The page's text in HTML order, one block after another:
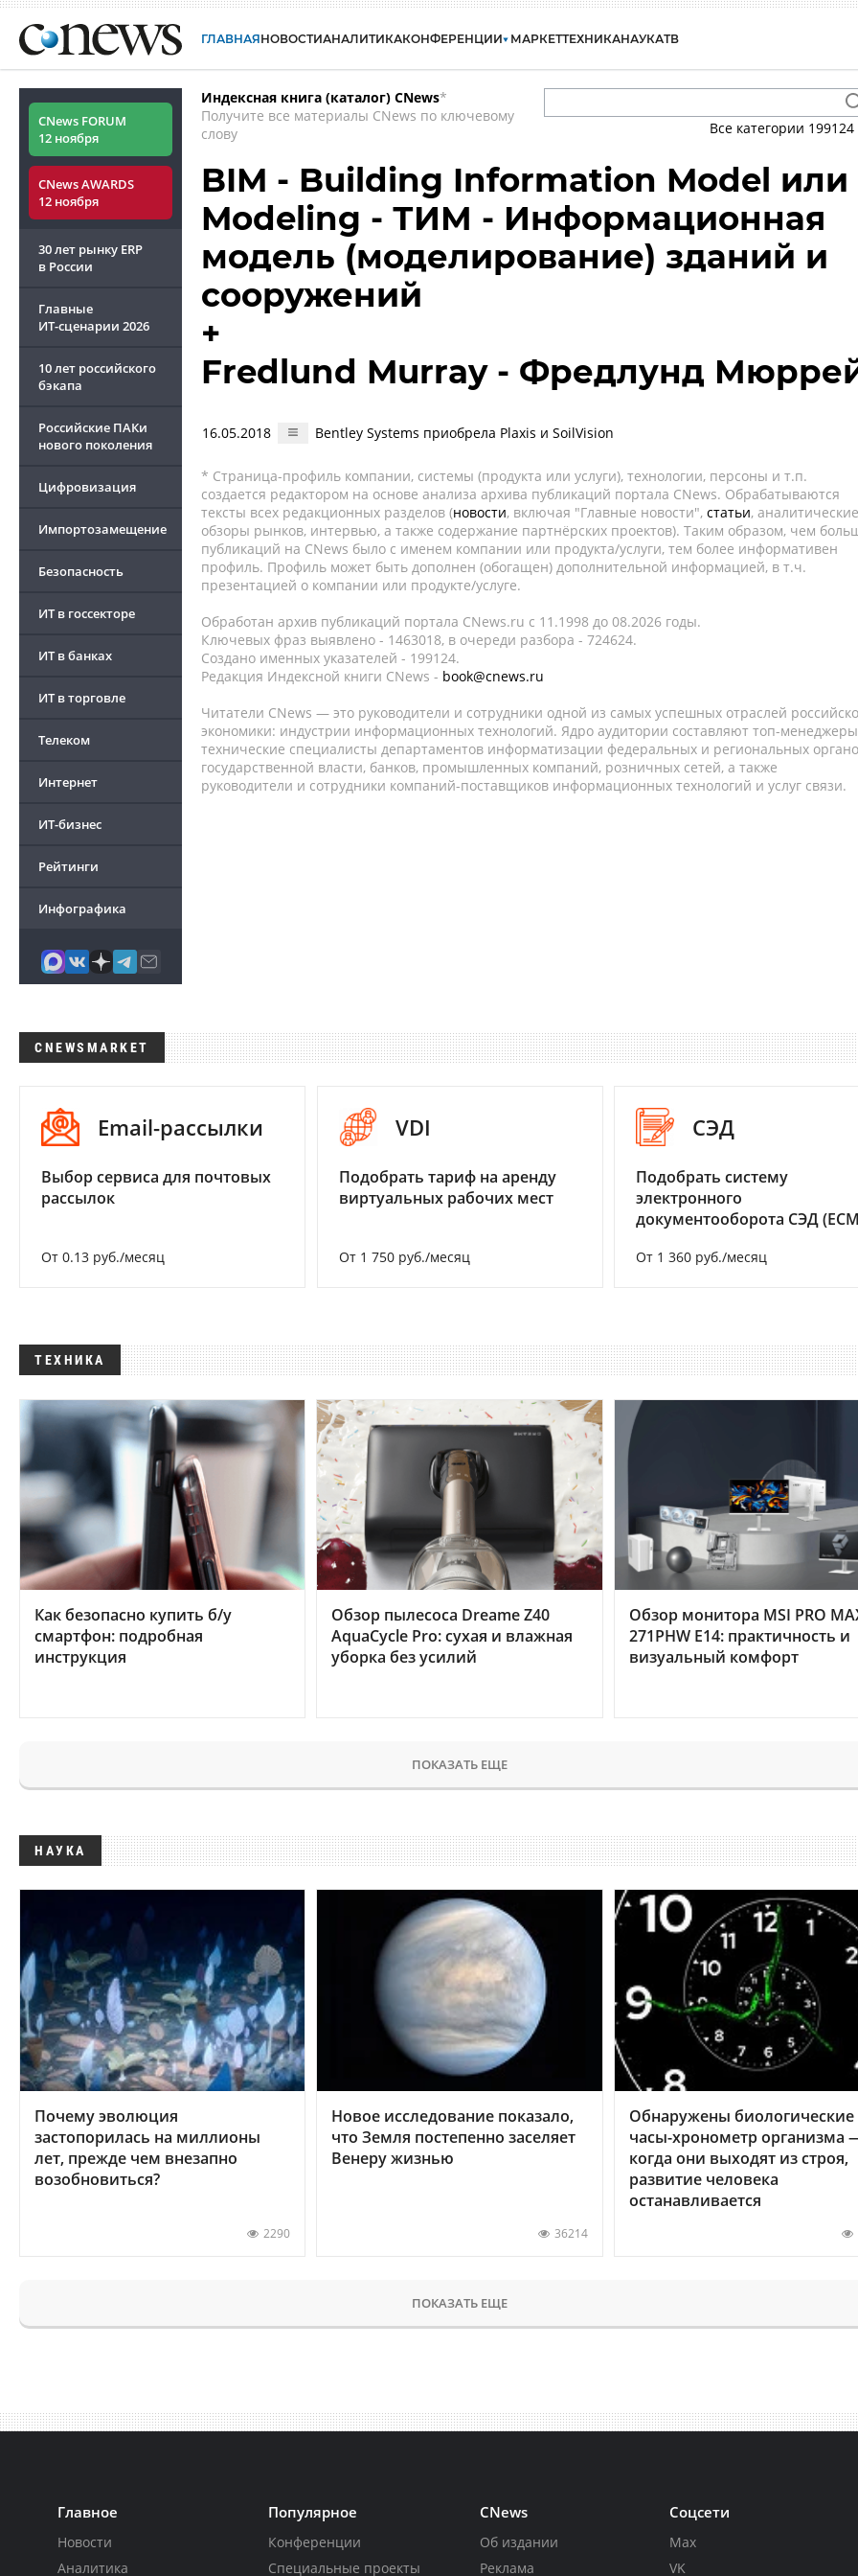
ГЛАВНАЯНОВОСТИАНАЛИТИКАКОНФЕРЕНЦИИ МАРКЕТТЕХНИКАНАУКАТВ
CNews FORUM
12 ноября
CNews AWARDS
12 ноября
30 лет рынку ERP
в России
Главные
ИТ-сценарии 2026
10 лет российского
бэкапа
Российские ПАКи
нового поколения
Цифровизация
Импортозамещение
Безопасность
ИТ в госсекторе
ИТ в банках
ИТ в торговле
Телеком
Интернет
ИТ-бизнес
Рейтинги
Инфографика
Индексная книга (каталог) CNews*
Получите все материалы CNews по ключевому
слову
Все категории 199124
BIM - Building Information Model или
Modeling - ТИМ - Информационная
модель (моделирование) зданий и
сооружений
+
Fredlund Murray - Фредлунд
16.05.2018 Bentley Systems приобрела Plaxis и SoilVision
* Страница-профиль компании, системы (продукта или услуги), технологии, персоны и т.п.
создается редактором на основе анализа архива публикаций портала CNews. Обрабатываются
тексты всех редакционных разделов (новости, включая "Главные новости", статьи, аналитические
обзоры рынков, интервью, а также содержание партнёрских проектов). Таким образом, чем
публикаций на CNews было с именем компании или продукта/услуги, тем более информативен
профиль. Профиль может быть дополнен (обогащен) дополнительной информацией, в т.ч.
презентацией о компании или продукте/услуге.
Обработан архив публикаций портала CNews.ru c 11.1998 до 08.2026 годы.
Ключевых фраз выявлено - 1463018, в очереди разбора - 724624.
Создано именных указателей - 199124.
Редакция Индексной книги CNews - book@cnews.ru
Читатели CNews — это руководители и сотрудники одной из самых успешных отраслей
экономики: индустрии информационных технологий. Ядро аудитории составляют топ-
технические специалисты департаментов информатизации федеральных и региональных
государственной власти, банков, промышленных компаний, розничных сетей, а также
руководители и сотрудники компаний-поставщиков информационных технологий и услуг связи.
CNEWSMARKET
Email-рассылки
Выбор сервиса для почтовых
рассылок
От 0.13 руб./месяц
VDI
Подобрать тариф на аренду
виртуальных рабочих мест
От 1 750 руб./месяц
СЭД
Подобрать систему
электронного
документооборота СЭД
От 1 360 руб./месяц
ТЕХНИКА
Как безопасно купить б/у
смартфон: подробная
инструкция
Обзор пылесоса Dreame Z40
AquaCycle Pro: сухая и влажная
уборка без усилий
Обзор монитора MSI PRO
271PHW E14: практичность и
визуальный комфорт
ПОКАЗАТЬ ЕЩЕ
НАУКА
Почему эволюция
застопорилась на миллионы
лет, прежде чем внезапно
возобновиться?
2290
Новое исследование показало,
что Земля постепенно заселяет
Венеру жизнью
36214
Обнаружены биологические
часы-хронометр организма
когда они выходят из строя,
развитие человека
останавливается
ПОКАЗАТЬ ЕЩЕ
Главное
Новости
Аналитика
Популярное
Конференции
Специальные проекты
CNews
Об издании
Реклама
Соцсети
Max
VK